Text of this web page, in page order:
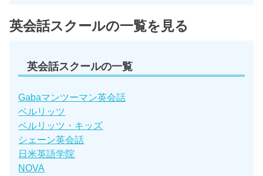
英会話スクールの一覧を見る
英会話スクールの一覧
Gabaマンツーマン英会話
ベルリッツ
ベルリッツ・キッズ
シェーン英会話
日米英語学院
NOVA